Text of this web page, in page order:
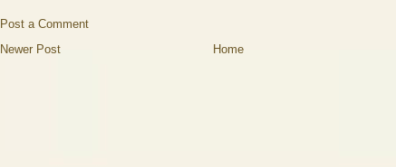
Post a Comment
Newer Post
Home